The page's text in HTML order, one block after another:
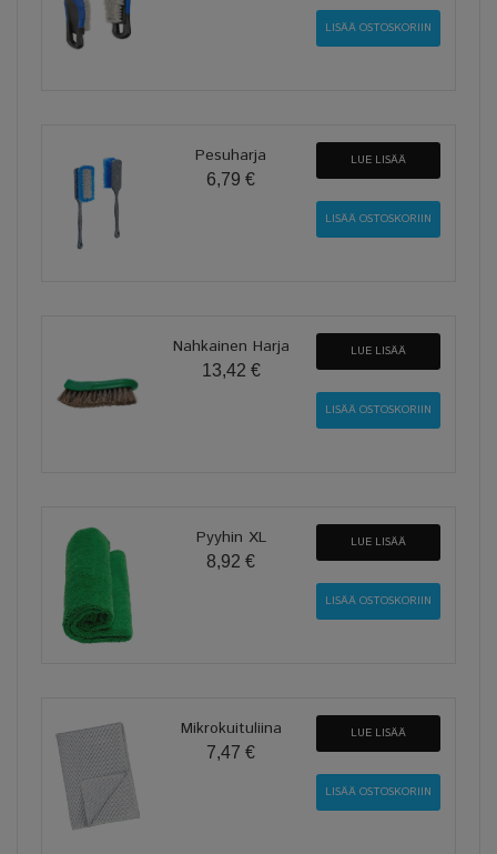
Pesuharja
6,79 €
LUE LISÄÄ
Nahkainen Harja
13,42 €
LUE LISÄÄ
Pyyhin XL
8,92 €
LUE LISÄÄ
Mikrokuituliina
7,47 €
LUE LISÄÄ